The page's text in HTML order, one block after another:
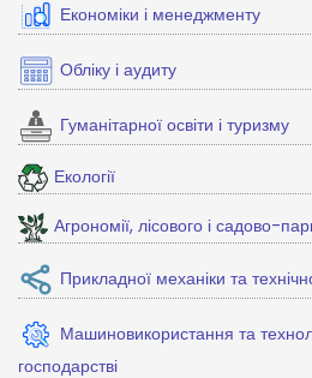
Економіки і менеджменту
Обліку і аудиту
Гуманітарної освіти і туризму
Екології
Агрономії, лісового і садово-
Прикладної механіки та
Машиновикористання та
господарстві